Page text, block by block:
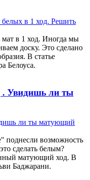
мат в 1 ход. Иногда мы
доску. Это сделано
В статье
Белоуса.
. Увидишь ли ты
поднесли возможность
сделать белым?
матующий ход. В
Баджарани.